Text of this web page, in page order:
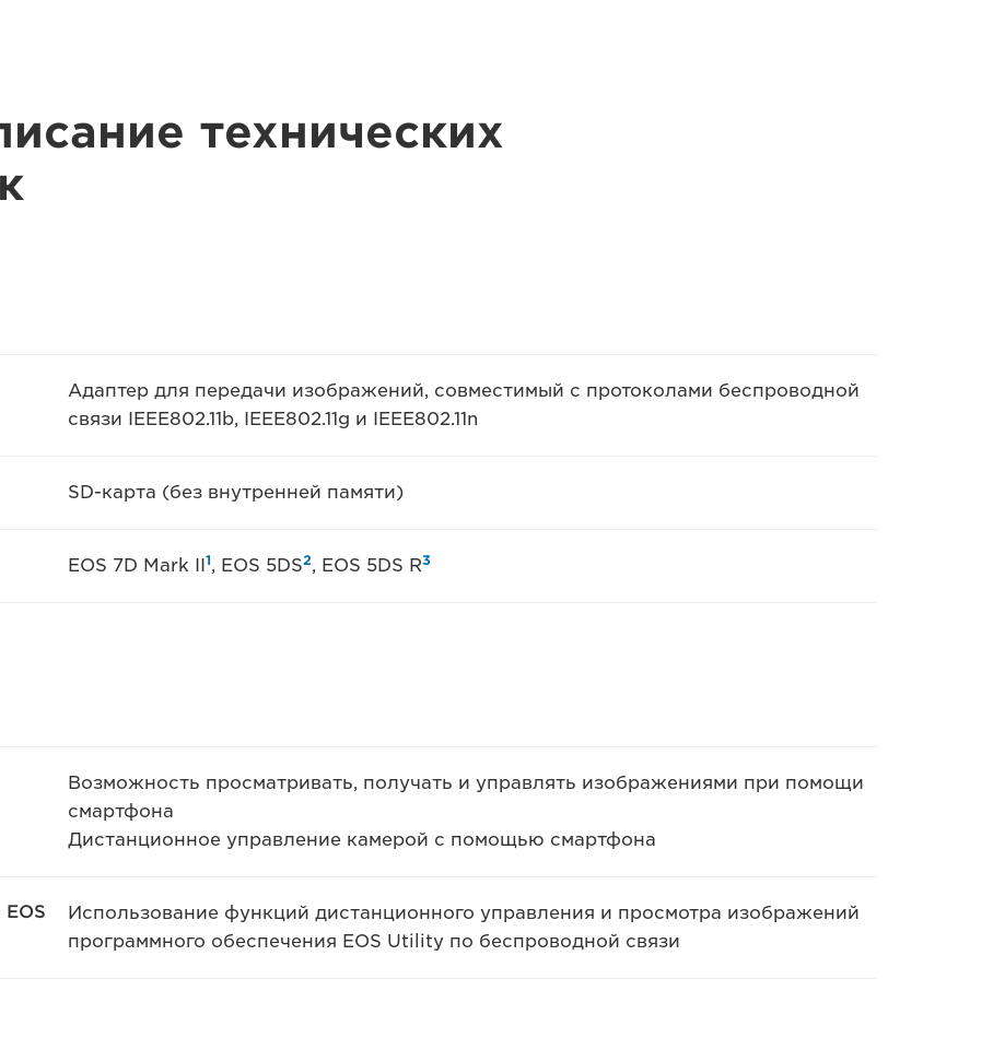
технических
Адаптер для передачи изображений, совместимый с протоколами беспроводной
связи IEEE802.11b, IEEE802.11g и IEEE802.11n
SD-карта (без внутренней памяти)
EOS 7D Mark II 1, EOS 5DS2, EOS 5DS R3
Возможность просматривать, получать и управлять изображениями при помощи
смартфона
Дистанционное управление камерой с помощью смартфона
Использование функций дистанционного управления и просмотра изображений
программного обеспечения EOS Utility по беспроводной связи